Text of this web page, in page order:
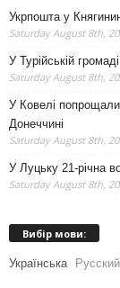
Укрпошта у
Saturday August 8th,
У Турійській
Saturday August 8th,
У Ковелі
Донеччині
Saturday August 8th,
У Луцьку 21-річна
Saturday August 8th,
Вибір мови:
Українська Русский